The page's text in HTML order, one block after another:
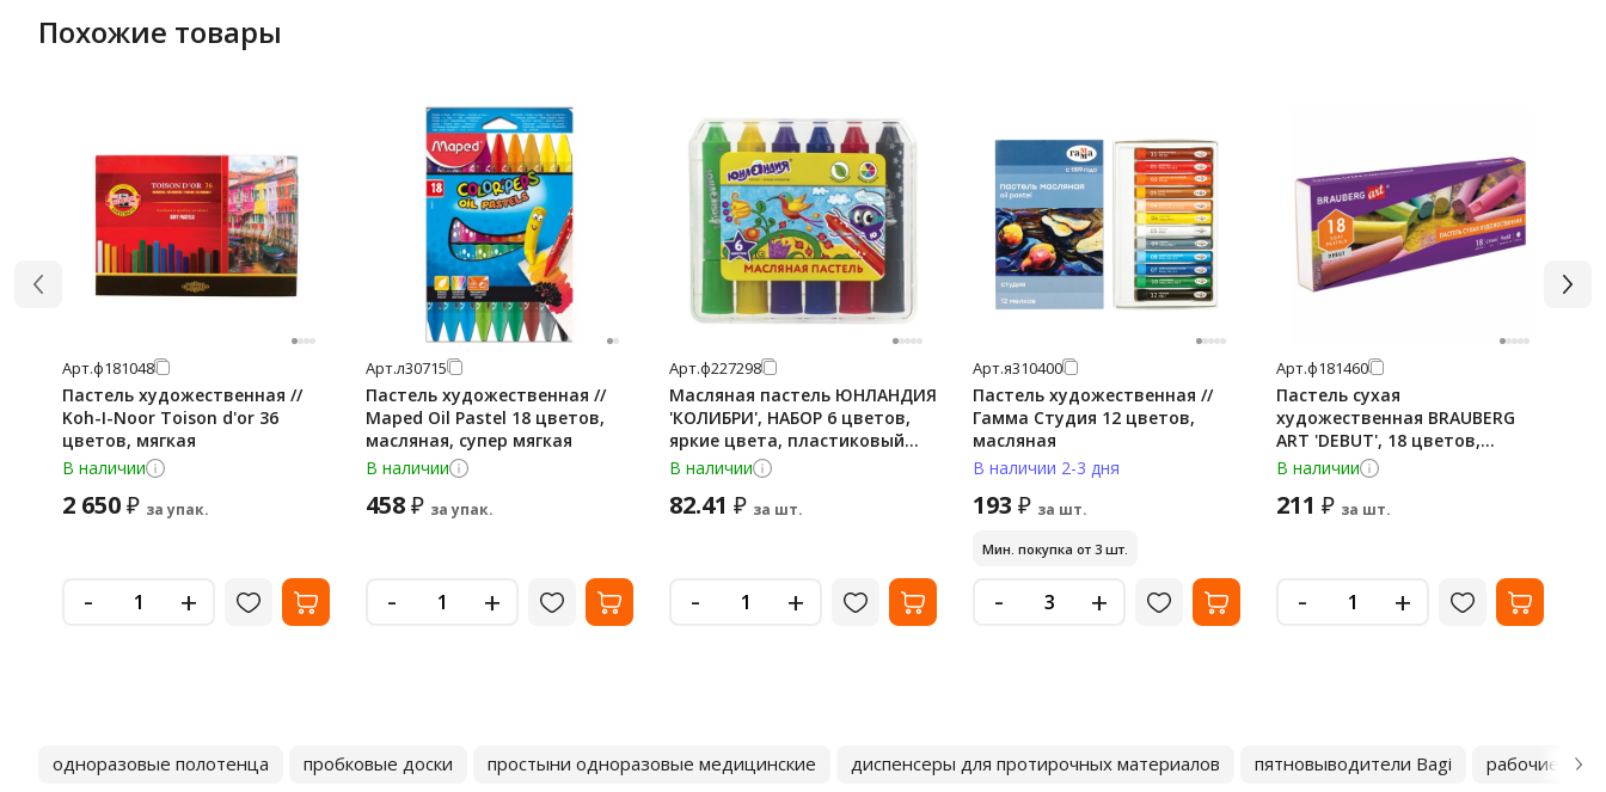
Похожие товары
Арт.ф181048
Пастель художественная //
Koh-I-Noor Toison d'or 36
цветов, мягкая
В наличии
2 650₽ за упак.
- +
Арт.л30715
Пастель художественная //
Maped Oil Pastel 18 цветов,
масляная, супер мягкая
В наличии
458₽ за упак.
- +
Арт.ф227298
Масляная пастель ЮНЛАНДИЯ
'КОЛИБРИ', НАБОР 6 цветов,
яркие цвета, пластиковый
корпус, европодвес, 22
В наличии
82.41 ₽ за шт.
- +
Арт.я310400
Пастель художественная //
Гамма Студия 12 цветов,
масляная
В наличии 2-3 дня
193 ₽ за шт.
Мин. покупка от 3 шт.
- +
Арт.ф181460
Пастель сухая
художественная BRAUBERG
ART 'DEBUT', 18 цветов,
круглое сечение, 181460
В наличии
211 ₽ за шт.
- +
одноразовые полотенца пробковые доски простыни одноразовые медицинские диспенсеры для протирочных материалов пятновыводители Bagi рабочие